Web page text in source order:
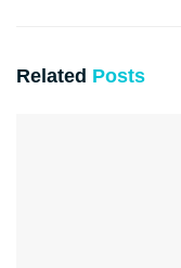
Related Posts